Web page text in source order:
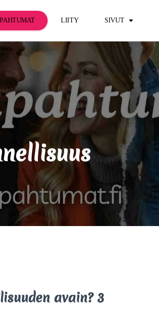
LIITY SIVUT
avain? 3